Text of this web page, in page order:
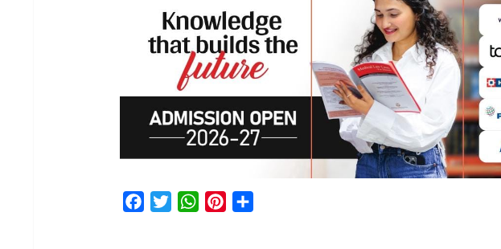
Facebook
TwitterWhatsAppPinterest